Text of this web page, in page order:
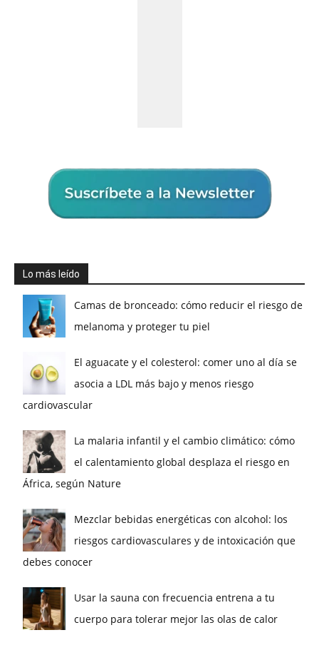
Lo más leído
Camas de bronceado: cómo reducir el riesgo de
melanoma y proteger tu piel
El aguacate y el colesterol: comer uno al día se
asocia a LDL más bajo y menos riesgo
cardiovascular
La malaria infantil y el cambio climático: cómo
el calentamiento global desplaza el riesgo en
África, según Nature
Mezclar bebidas energéticas con alcohol: los
riesgos cardiovasculares y de intoxicación que
debes conocer
Usar la sauna con frecuencia entrena a tu
cuerpo para tolerar mejor las olas de calor